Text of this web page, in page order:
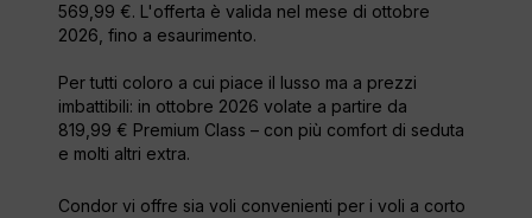
569,99 €. L'offerta è valida nel mese di ottobre
2026, fino a esaurimento.
Per tutti coloro a cui piace il lusso ma a prezzi
imbattibili: in ottobre 2026 volate a partire da
819,99 € Premium Class – con più comfort di seduta
e molti altri extra.
Condor vi offre sia voli convenienti per i voli a corto